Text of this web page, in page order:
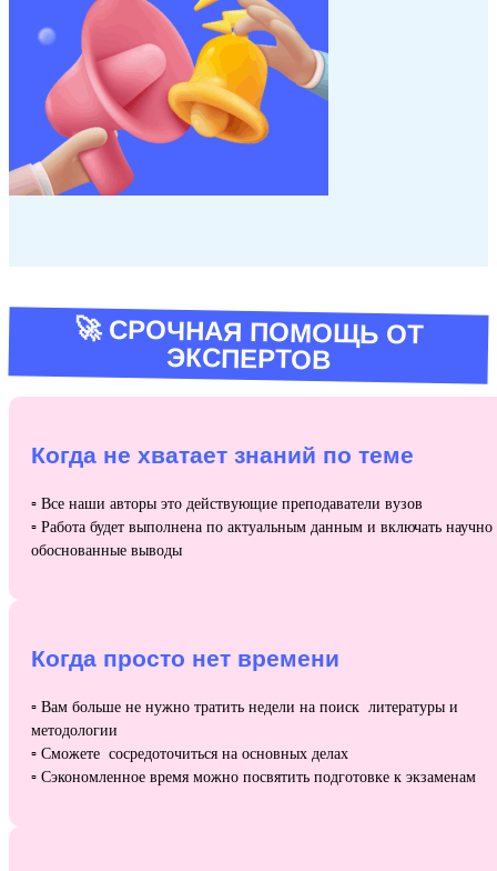
🚀 СРОЧНАЯ ПОМОЩЬ ОТ
ЭКСПЕРТОВ
Когда не хватает знаний по теме
▫️ Все наши авторы это действующие преподаватели вузов
▫️ Работа будет выполнена по актуальным данным и включать научно
обоснованные выводы
Когда просто нет времени
▫️ Вам больше не нужно тратить недели на поиск литературы и
методологии
▫️ Сможете сосредоточиться на основных делах
▫️ Сэкономленное время можно посвятить подготовке к экзаменам